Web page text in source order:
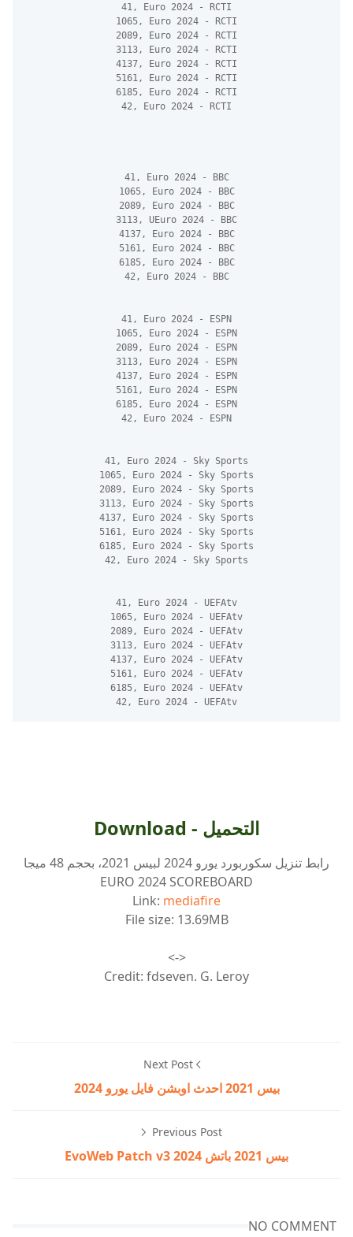
41, Euro 2024 - RCTI
1065, Euro 2024 - RCTI
2089, Euro 2024 - RCTI
3113, Euro 2024 - RCTI
4137, Euro 2024 - RCTI
5161, Euro 2024 - RCTI
6185, Euro 2024 - RCTI
42, Euro 2024 - RCTI
41, Euro 2024 - BBC
1065, Euro 2024 - BBC
2089, Euro 2024 - BBC
3113, UEuro 2024 - BBC
4137, Euro 2024 - BBC
5161, Euro 2024 - BBC
6185, Euro 2024 - BBC
42, Euro 2024 - BBC
41, Euro 2024 - ESPN
1065, Euro 2024 - ESPN
2089, Euro 2024 - ESPN
3113, Euro 2024 - ESPN
4137, Euro 2024 - ESPN
5161, Euro 2024 - ESPN
6185, Euro 2024 - ESPN
42, Euro 2024 - ESPN
41, Euro 2024 - Sky Sports
1065, Euro 2024 - Sky Sports
2089, Euro 2024 - Sky Sports
3113, Euro 2024 - Sky Sports
4137, Euro 2024 - Sky Sports
5161, Euro 2024 - Sky Sports
6185, Euro 2024 - Sky Sports
42, Euro 2024 - Sky Sports
41, Euro 2024 - UEFAtv
1065, Euro 2024 - UEFAtv
2089, Euro 2024 - UEFAtv
3113, Euro 2024 - UEFAtv
4137, Euro 2024 - UEFAtv
5161, Euro 2024 - UEFAtv
6185, Euro 2024 - UEFAtv
42, Euro 2024 - UEFAtv
Download - التحميل
رابط تنزيل سكوربورد يورو 2024 لبيس 2021، بحجم 48 ميجا
EURO 2024 SCOREBOARD
Link: mediafire
File size: 13.69MB
<->
Credit: fdseven. G. Leroy
Next Post
بيس 2021 احدث اوبشن فايل يورو 2024
Previous Post
بيس 2021 باتش 2024 EvoWeb Patch v3
NO COMMENT